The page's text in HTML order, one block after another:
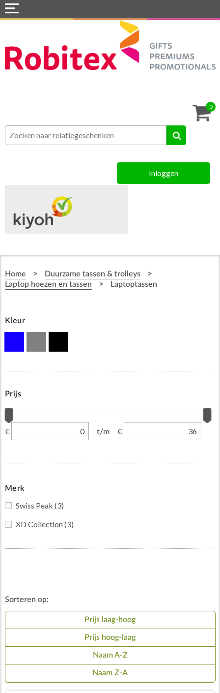
0
Inloggen
Webshops
Textiel
Home > Duurzame tassen & trolleys >
Laptop hoezen en tassen > Laptoptassen
Kleur
Prijs
€ t/m €
Merk
Swiss Peak (3)
XD Collection(3)
Sorteren op:
Prijs laag-hoog
Prijs hoog-laag
Naam A-Z
Naam Z-A